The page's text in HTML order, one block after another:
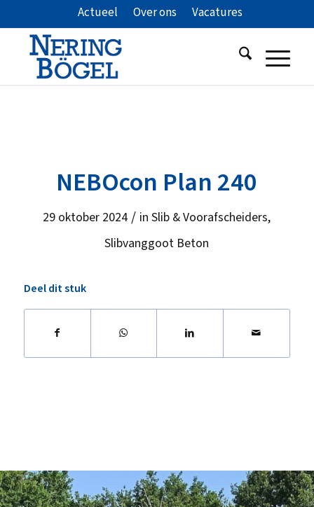
Actueel Over ons Vacatures
NEBOcon Plan 240
29 oktober 2024 / inSlib & Voorafscheiders,
Slibvanggoot Beton
Deel dit stuk